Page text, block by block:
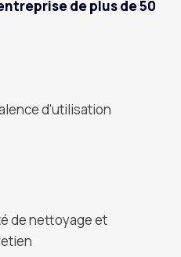
de plus de 50
d'utilisation
de nettoyage et